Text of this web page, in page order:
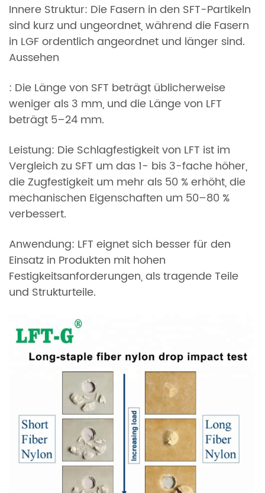
Innere Struktur: Die Fasern in den SFT-Partikeln
sind kurz und ungeordnet, während die Fasern
in LGF ordentlich angeordnet und länger sind.
Aussehen
: Die Länge von SFT beträgt üblicherweise
weniger als 3 mm, und die Länge von LFT
beträgt 5–24 mm.
Leistung: Die Schlagfestigkeit von LFT ist im
Vergleich zu SFT um das 1- bis 3-fache höher,
die Zugfestigkeit um mehr als 50 % erhöht, die
mechanischen Eigenschaften um 50–80 %
verbessert.
Anwendung: LFT eignet sich besser für den
Einsatz in Produkten mit hohen
Festigkeitsanforderungen, als tragende Teile
und Strukturteile.